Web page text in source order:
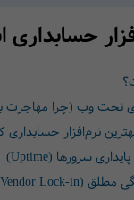
حسابداری
تحت وب (چرا
نرم‌افزار حسابداری